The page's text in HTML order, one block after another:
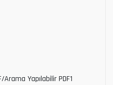
Yapılabilir PDF1